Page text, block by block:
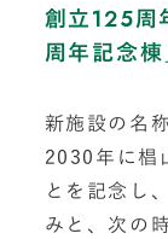
創立125周
周年記念棟
新施設の名
2030年に椙
とを記念し
みと、次の